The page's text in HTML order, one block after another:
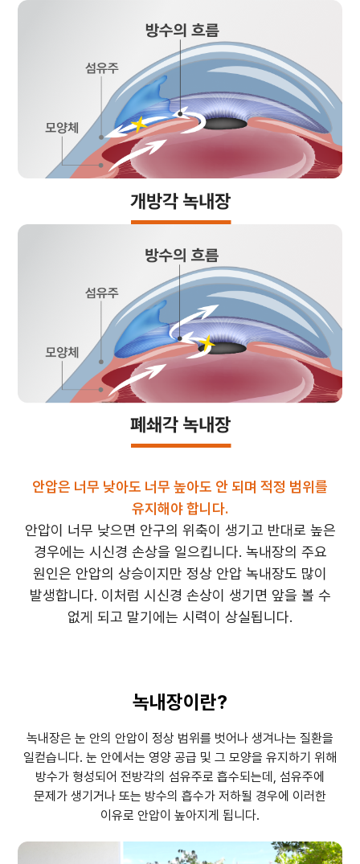
안압은 너무 낮아도 너무 높아도 안 되며 적정 범위를
유지해야 합니다.
안압이 너무 낮으면 안구의 위축이 생기고 반대로 높은
경우에는 시신경 손상을 일으킵니다. 녹내장의 주요
원인은 안압의 상승이지만 정상 안압 녹내장도 많이
발생합니다. 이처럼 시신경 손상이 생기면 앞을 볼 수
없게 되고 말기에는 시력이 상실됩니다.
녹내장이란?
녹내장은 눈 안의 안압이 정상 범위를 벗어나 생겨나는 질환을
일컫습니다. 눈 안에서는 영양 공급 및 그 모양을 유지하기 위해
방수가 형성되어 전방각의 섬유주로 흡수되는데, 섬유주에
문제가 생기거나 또는 방수의 흡수가 저하될 경우에 이러한
이유로 안압이 높아지게 됩니다.